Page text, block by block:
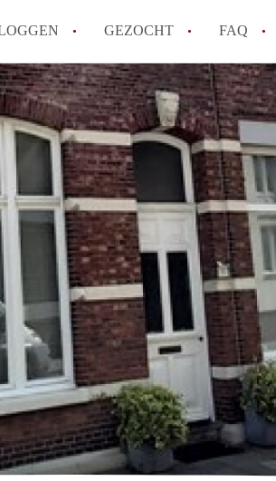
GEZOCHT FAQ
How to translate AppartementMaastricht!
Wat is AppartementMaastricht?
Hoeveel kost het om te reageren op een
Wat is de privacyverklaring van
Berekent AppartementMaastricht
makelaarsvergoeding/
Alle veelgestelde vragen